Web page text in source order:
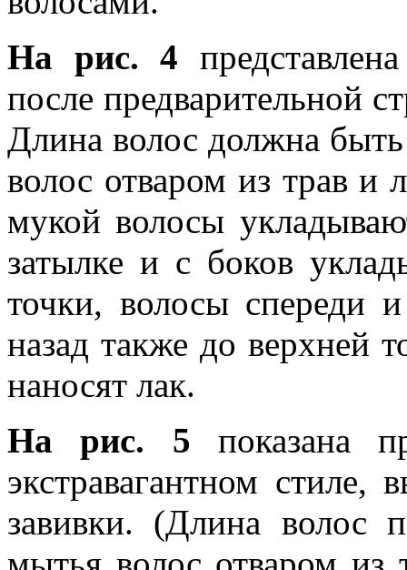
На рис. 4
после предварительной
Длина волос должна
волос отваром из трав и
мукой волосы
затылке и с боков
точки, волосы спереди
назад также до верхней
наносят лак.
На рис. 5 показана
экстравагантном стиле,
завивки. (Длина волос